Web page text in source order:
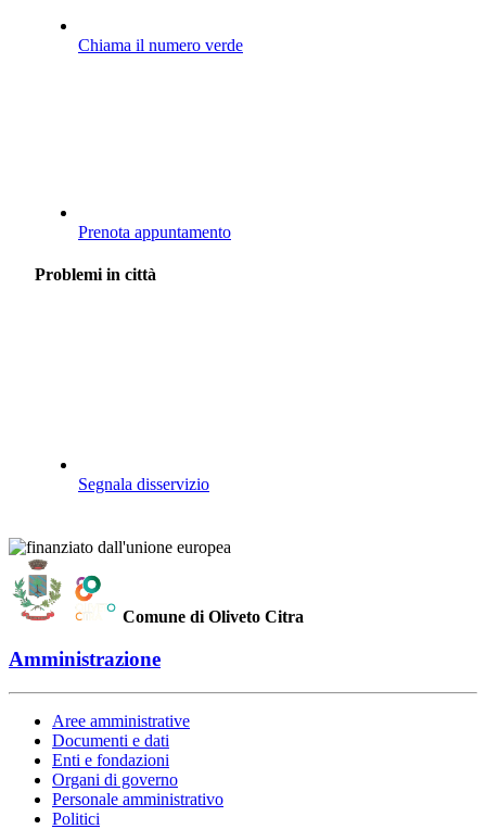
Chiama il numero verde
Prenota appuntamento
Problemi in città
Segnala disservizio
Comune di Oliveto Citra
Amministrazione
Aree amministrative
Documenti e dati
Enti e fondazioni
Organi di governo
Personale amministrativo
Politici